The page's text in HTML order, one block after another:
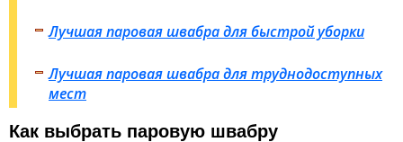
Лучшая паровая швабра для быстрой уборки
Лучшая паровая швабра для труднодоступных
мест
Как выбрать паровую швабру